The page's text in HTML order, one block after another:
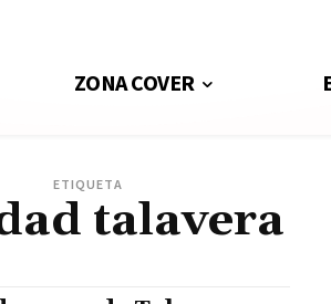
ZONA COVER
ETIQUETA
talavera